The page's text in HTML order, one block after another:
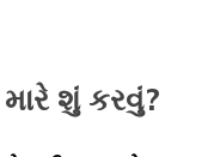
મારે શું કરવું?